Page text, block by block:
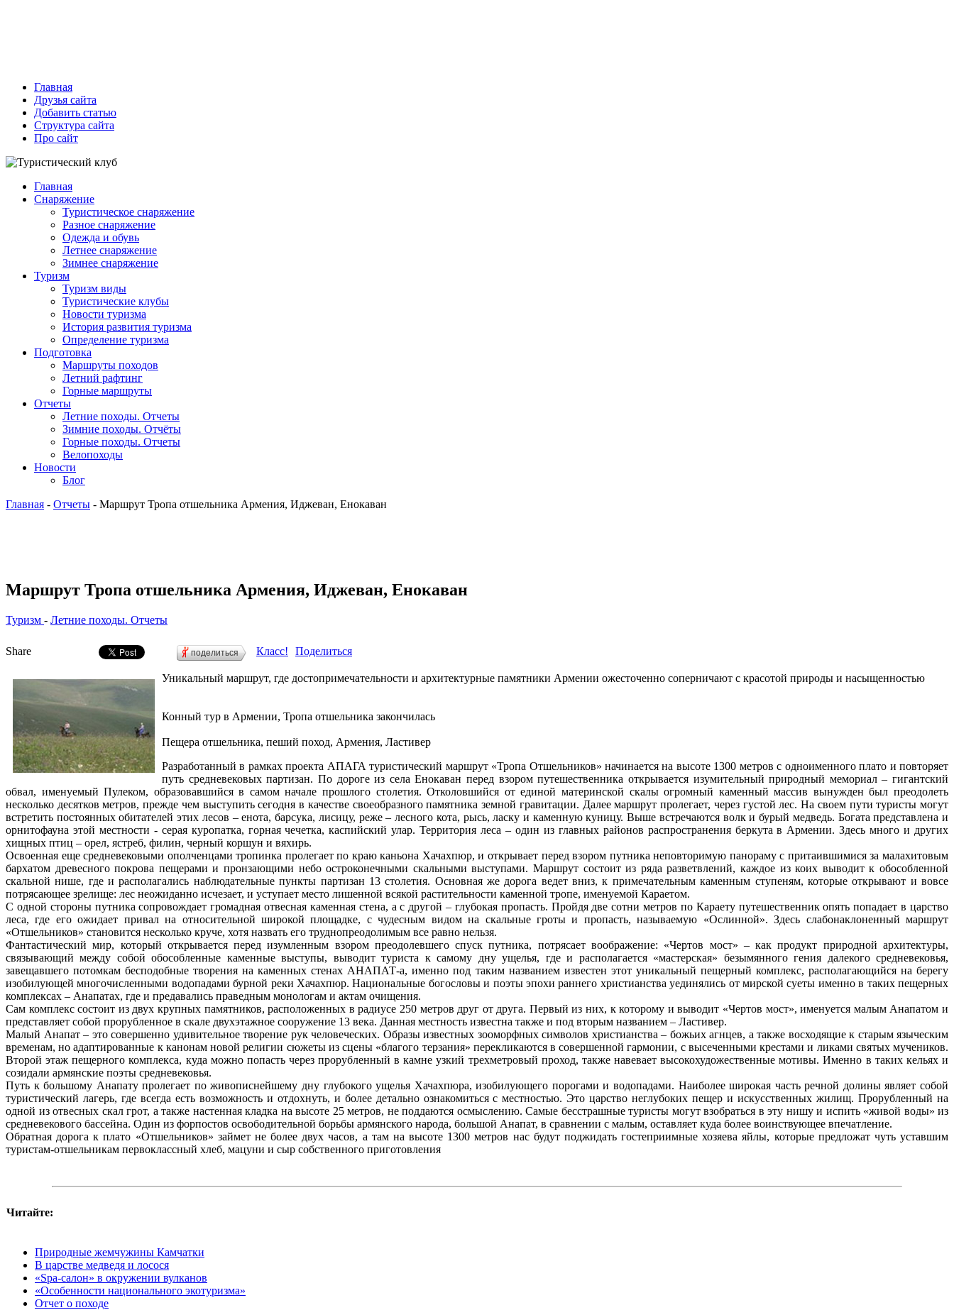
Главная
Друзья сайта
Добавить статью
Структура сайта
Про сайт
Главная
Снаряжение
Туристическое снаряжение
Разное снаряжение
Одежда и обувь
Летнее снаряжение
Зимнее снаряжение
Туризм
Туризм виды
Туристические клубы
Новости туризма
История развития туризма
Определение туризма
Подготовка
Маршруты походов
Летний рафтинг
Горные маршруты
Отчеты
Летние походы. Отчеты
Зимние походы. Отчёты
Горные походы. Отчеты
Велопоходы
Новости
Блог
Главная - Отчеты - Маршрут Тропа отшельника Армения, Иджеван, Енокаван
Маршрут Тропа отшельника Армения, Иджеван, Енокаван
Туризм - Летние походы. Отчеты
Share поделиться Класс! Поделиться
Уникальный маршрут, где достопримечательности и архитектурные памятники Армении ожесточенно соперничают с красотой природы и насыщенностью
Конный тур в Армении, Тропа отшельника закончилась
Пещера отшельника, пеший поход, Армения, Ластивер
Разработанный в рамках проекта АПАГА туристический маршрут «Тропа Отшельников» начинается на высоте 1300 метров с одноименного плато и повторяет
путь средневековых партизан. По дороге из села Енокаван перед взором путешественника открывается изумительный природный мемориал – гигантский
обвал, именуемый Пулеком, образовавшийся в самом начале прошлого столетия. Отколовшийся от единой материнской скалы огромный каменный массив вынужден был преодолеть
несколько десятков метров, прежде чем выступить сегодня в качестве своеобразного памятника земной гравитации. Далее маршрут пролегает, через густой лес. На своем пути туристы могут
встретить постоянных обитателей этих лесов – енота, барсука, лисицу, реже – лесного кота, рысь, ласку и каменную куницу. Выше встречаются волк и бурый медведь. Богата представлена и
орнитофауна этой местности - серая куропатка, горная чечетка, каспийский улар. Территория леса – один из главных районов распространения беркута в Армении. Здесь много и других
хищных птиц – орел, ястреб, филин, черный коршун и вяхирь.
Освоенная еще средневековыми ополченцами тропинка пролегает по краю каньона Хачахпюр, и открывает перед взором путника неповторимую панораму с притаившимися за малахитовым
бархатом древесного покрова пещерами и пронзающими небо остроконечными скальными выступами. Маршрут состоит из ряда разветвлений, каждое из коих выводит к обособленной
скальной нише, где и располагались наблюдательные пункты партизан 13 столетия. Основная же дорога ведет вниз, к примечательным каменным ступеням, которые открывают и вовсе
потрясающее зрелище: лес неожиданно исчезает, и уступает место лишенной всякой растительности каменной тропе, именуемой Караетом.
С одной стороны путника сопровождает громадная отвесная каменная стена, а с другой – глубокая пропасть. Пройдя две сотни метров по Караету путешественник опять попадает в царство
леса, где его ожидает привал на относительной широкой площадке, с чудесным видом на скальные гроты и пропасть, называемую «Ослинной». Здесь слабонаклоненный маршрут
«Отшельников» становится несколько круче, хотя назвать его труднопреодолимым все равно нельзя.
Фантастический мир, который открывается перед изумленным взором преодолевшего спуск путника, потрясает воображение: «Чертов мост» – как продукт природной архитектуры,
связывающий между собой обособленные каменные выступы, выводит туриста к самому дну ущелья, где и располагается «мастерская» безымянного гения далекого средневековья,
завещавшего потомкам бесподобные творения на каменных стенах АНАПАТ-а, именно под таким названием известен этот уникальный пещерный комплекс, располагающийся на берегу
изобилующей многочисленными водопадами бурной реки Хачахпюр. Национальные богословы и поэты эпохи раннего христианства уединялись от мирской суеты именно в таких пещерных
комплексах – Анапатах, где и предавались праведным монологам и актам очищения.
Сам комплекс состоит из двух крупных памятников, расположенных в радиусе 250 метров друг от друга. Первый из них, к которому и выводит «Чертов мост», именуется малым Анапатом и
представляет собой прорубленное в скале двухэтажное сооружение 13 века. Данная местность известна также и под вторым названием – Ластивер.
Малый Анапат – это совершенно удивительное творение рук человеческих. Образы известных зооморфных символов христианства – божьих агнцев, а также восходящие к старым языческим
временам, но адаптированные к канонам новой религии сюжеты из сцены «благого терзания» перекликаются в совершенной гармонии, с высеченными крестами и ликами святых мучеников.
Второй этаж пещерного комплекса, куда можно попасть через прорубленный в камне узкий трехметровый проход, также навевает высокохудожественные мотивы. Именно в таких кельях и
созидали армянские поэты средневековья.
Путь к большому Анапату пролегает по живописнейшему дну глубокого ущелья Хачахпюра, изобилующего порогами и водопадами. Наиболее широкая часть речной долины являет собой
туристический лагерь, где всегда есть возможность и отдохнуть, и более детально ознакомиться с местностью. Это царство неглубоких пещер и искусственных жилищ. Прорубленный на
одной из отвесных скал грот, а также настенная кладка на высоте 25 метров, не поддаются осмыслению. Самые бесстрашные туристы могут взобраться в эту нишу и испить «живой воды» из
средневекового бассейна. Один из форпостов освободительной борьбы армянского народа, большой Анапат, в сравнении с малым, оставляет куда более воинствующее впечатление.
Обратная дорога к плато «Отшельников» займет не более двух часов, а там на высоте 1300 метров нас будут поджидать гостеприимные хозяева яйлы, которые предложат чуть уставшим
туристам-отшельникам первоклассный хлеб, мацуни и сыр собственного приготовления
Читайте:
Природные жемчужины Камчатки
В царстве медведя и лосося
«Spa-салон» в окружении вулканов
«Особенности национального экотуризма»
Отчет о походе